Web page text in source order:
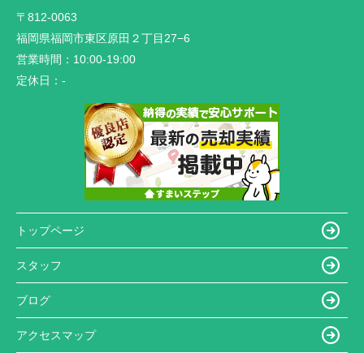
〒812-0063
福岡県福岡市東区原田２丁目27−6
営業時間： 10:00-19:00
定休日： -
トップページ
スタッフ
ブログ
アクセスマップ